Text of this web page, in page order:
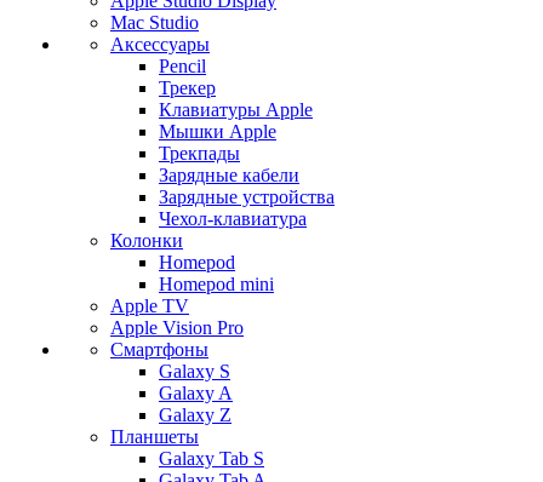
Mac Studio
Аксессуары
Pencil
Трекер
Клавиатуры Apple
Мышки Apple
Трекпады
Зарядные кабели
Зарядные устройства
Чехол-клавиатура
Колонки
Homepod
Homepod mini
Apple TV
Apple Vision Pro
Смартфоны
Galaxy S
Galaxy A
Galaxy Z
Планшеты
Galaxy Tab S